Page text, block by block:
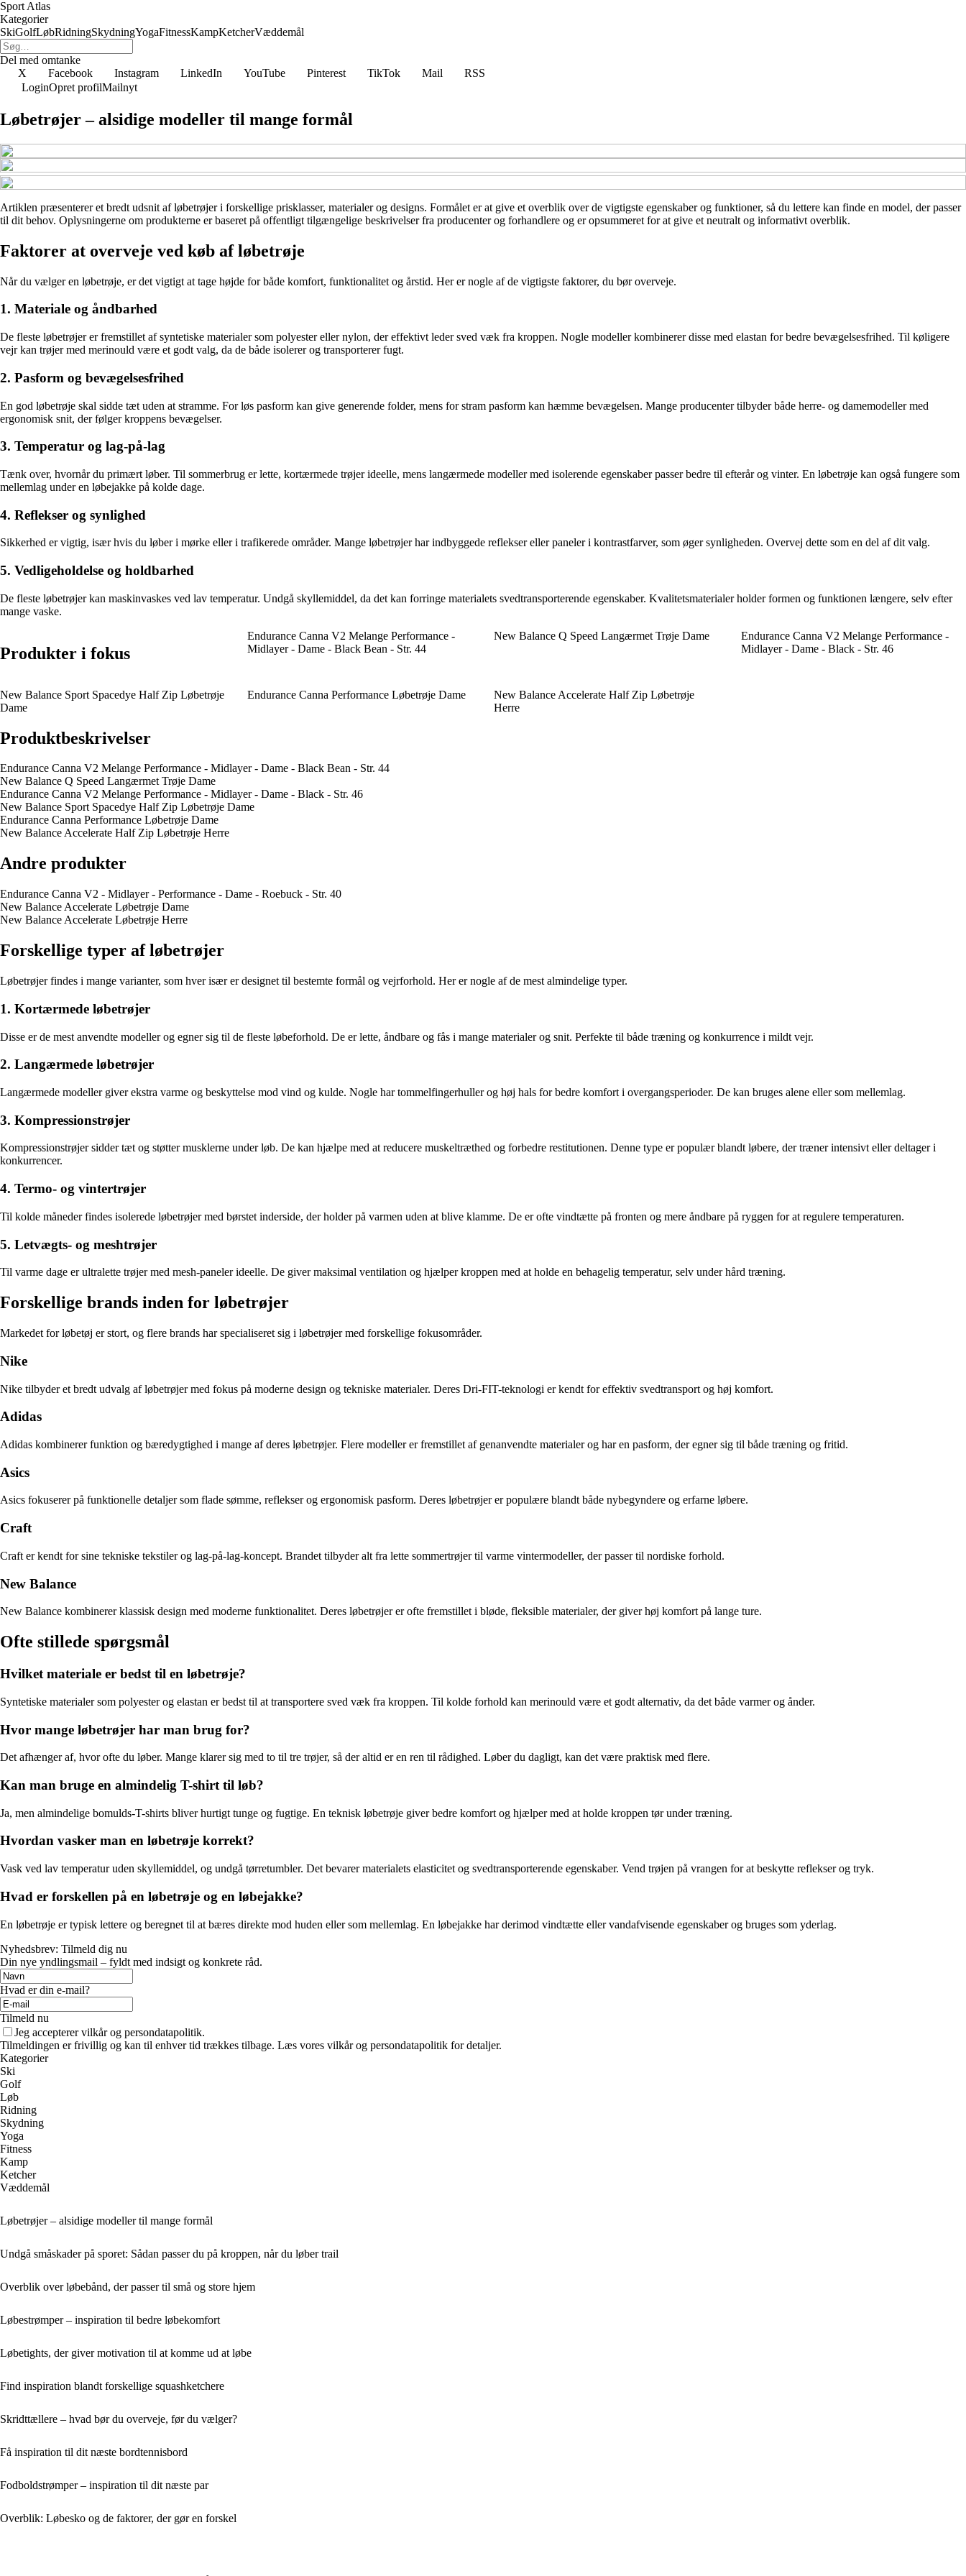
Sport Atlas
Kategorier
SkiGolfLøbRidningSkydningYogaFitnessKampKetcherVæddemål
Del med omtanke
X
Facebook Instagram LinkedIn YouTube Pinterest TikTok Mail
RSS
LoginOpret profilMailnyt
Løbetrøjer – alsidige modeller til mange formål
Artiklen præsenterer et bredt udsnit af løbetrøjer i forskellige prisklasser, materialer og designs. Formålet er at give et overblik over de vigtigste egenskaber og funktioner, så du lettere kan finde en model, der passer
til dit behov. Oplysningerne om produkterne er baseret på offentligt tilgængelige beskrivelser fra producenter og forhandlere og er opsummeret for at give et neutralt og informativt overblik.
Faktorer at overveje ved køb af løbetrøje
Når du vælger en løbetrøje, er det vigtigt at tage højde for både komfort, funktionalitet og årstid. Her er nogle af de vigtigste faktorer, du bør overveje.
1. Materiale og åndbarhed
De fleste løbetrøjer er fremstillet af syntetiske materialer som polyester eller nylon, der effektivt leder sved væk fra kroppen. Nogle modeller kombinerer disse med elastan for bedre bevægelsesfrihed. Til køligere
vejr kan trøjer med merinould være et godt valg, da de både isolerer og transporterer fugt.
2. Pasform og bevægelsesfrihed
En god løbetrøje skal sidde tæt uden at stramme. For løs pasform kan give generende folder, mens for stram pasform kan hæmme bevægelsen. Mange producenter tilbyder både herre- og damemodeller med
ergonomisk snit, der følger kroppens bevægelser.
3. Temperatur og lag-på-lag
Tænk over, hvornår du primært løber. Til sommerbrug er lette, kortærmede trøjer ideelle, mens langærmede modeller med isolerende egenskaber passer bedre til efterår og vinter. En løbetrøje kan også fungere som
mellemlag under en løbejakke på kolde dage.
4. Reflekser og synlighed
Sikkerhed er vigtig, især hvis du løber i mørke eller i trafikerede områder. Mange løbetrøjer har indbyggede reflekser eller paneler i kontrastfarver, som øger synligheden. Overvej dette som en del af dit valg.
5. Vedligeholdelse og holdbarhed
De fleste løbetrøjer kan maskinvaskes ved lav temperatur. Undgå skyllemiddel, da det kan forringe materialets svedtransporterende egenskaber. Kvalitetsmaterialer holder formen og funktionen længere, selv efter
mange vaske.
Produkter i fokus
Endurance Canna V2 Melange Performance -
Midlayer - Dame - Black Bean - Str. 44
New Balance Q Speed Langærmet Trøje Dame
Endurance Canna V2 Melange Performance -
Midlayer - Dame - Black - Str. 46
New Balance Sport Spacedye Half Zip Løbetrøje
Dame
Endurance Canna Performance Løbetrøje Dame
New Balance Accelerate Half Zip Løbetrøje
Herre
Produktbeskrivelser
Endurance Canna V2 Melange Performance - Midlayer - Dame - Black Bean - Str. 44
New Balance Q Speed Langærmet Trøje Dame
Endurance Canna V2 Melange Performance - Midlayer - Dame - Black - Str. 46
New Balance Sport Spacedye Half Zip Løbetrøje Dame
Endurance Canna Performance Løbetrøje Dame
New Balance Accelerate Half Zip Løbetrøje Herre
Andre produkter
Endurance Canna V2 - Midlayer - Performance - Dame - Roebuck - Str. 40
New Balance Accelerate Løbetrøje Dame
New Balance Accelerate Løbetrøje Herre
Forskellige typer af løbetrøjer
Løbetrøjer findes i mange varianter, som hver især er designet til bestemte formål og vejrforhold. Her er nogle af de mest almindelige typer.
1. Kortærmede løbetrøjer
Disse er de mest anvendte modeller og egner sig til de fleste løbeforhold. De er lette, åndbare og fås i mange materialer og snit. Perfekte til både træning og konkurrence i mildt vejr.
2. Langærmede løbetrøjer
Langærmede modeller giver ekstra varme og beskyttelse mod vind og kulde. Nogle har tommelfingerhuller og høj hals for bedre komfort i overgangsperioder. De kan bruges alene eller som mellemlag.
3. Kompressionstrøjer
Kompressionstrøjer sidder tæt og støtter musklerne under løb. De kan hjælpe med at reducere muskeltræthed og forbedre restitutionen. Denne type er populær blandt løbere, der træner intensivt eller deltager i
konkurrencer.
4. Termo- og vintertrøjer
Til kolde måneder findes isolerede løbetrøjer med børstet inderside, der holder på varmen uden at blive klamme. De er ofte vindtætte på fronten og mere åndbare på ryggen for at regulere temperaturen.
5. Letvægts- og meshtrøjer
Til varme dage er ultralette trøjer med mesh-paneler ideelle. De giver maksimal ventilation og hjælper kroppen med at holde en behagelig temperatur, selv under hård træning.
Forskellige brands inden for løbetrøjer
Markedet for løbetøj er stort, og flere brands har specialiseret sig i løbetrøjer med forskellige fokusområder.
Nike
Nike tilbyder et bredt udvalg af løbetrøjer med fokus på moderne design og tekniske materialer. Deres Dri-FIT-teknologi er kendt for effektiv svedtransport og høj komfort.
Adidas
Adidas kombinerer funktion og bæredygtighed i mange af deres løbetrøjer. Flere modeller er fremstillet af genanvendte materialer og har en pasform, der egner sig til både træning og fritid.
Asics
Asics fokuserer på funktionelle detaljer som flade sømme, reflekser og ergonomisk pasform. Deres løbetrøjer er populære blandt både nybegyndere og erfarne løbere.
Craft
Craft er kendt for sine tekniske tekstiler og lag-på-lag-koncept. Brandet tilbyder alt fra lette sommertrøjer til varme vintermodeller, der passer til nordiske forhold.
New Balance
New Balance kombinerer klassisk design med moderne funktionalitet. Deres løbetrøjer er ofte fremstillet i bløde, fleksible materialer, der giver høj komfort på lange ture.
Ofte stillede spørgsmål
Hvilket materiale er bedst til en løbetrøje?
Syntetiske materialer som polyester og elastan er bedst til at transportere sved væk fra kroppen. Til kolde forhold kan merinould være et godt alternativ, da det både varmer og ånder.
Hvor mange løbetrøjer har man brug for?
Det afhænger af, hvor ofte du løber. Mange klarer sig med to til tre trøjer, så der altid er en ren til rådighed. Løber du dagligt, kan det være praktisk med flere.
Kan man bruge en almindelig T-shirt til løb?
Ja, men almindelige bomulds-T-shirts bliver hurtigt tunge og fugtige. En teknisk løbetrøje giver bedre komfort og hjælper med at holde kroppen tør under træning.
Hvordan vasker man en løbetrøje korrekt?
Vask ved lav temperatur uden skyllemiddel, og undgå tørretumbler. Det bevarer materialets elasticitet og svedtransporterende egenskaber. Vend trøjen på vrangen for at beskytte reflekser og tryk.
Hvad er forskellen på en løbetrøje og en løbejakke?
En løbetrøje er typisk lettere og beregnet til at bæres direkte mod huden eller som mellemlag. En løbejakke har derimod vindtætte eller vandafvisende egenskaber og bruges som yderlag.
Nyhedsbrev: Tilmeld dig nu
Din nye yndlingsmail – fyldt med indsigt og konkrete råd.
Hvad er din e-mail?
Tilmeld nu
Jeg accepterer vilkår og persondatapolitik.
Tilmeldingen er frivillig og kan til enhver tid trækkes tilbage. Læs vores vilkår og persondatapolitik for detaljer.
Kategorier
Ski
Golf
Løb
Ridning
Skydning
Yoga
Fitness
Kamp
Ketcher
Væddemål
Løbetrøjer – alsidige modeller til mange formål
Undgå småskader på sporet: Sådan passer du på kroppen, når du løber trail
Overblik over løbebånd, der passer til små og store hjem
Løbestrømper – inspiration til bedre løbekomfort
Løbetights, der giver motivation til at komme ud at løbe
Find inspiration blandt forskellige squashketchere
Skridttællere – hvad bør du overveje, før du vælger?
Få inspiration til dit næste bordtennisbord
Fodboldstrømper – inspiration til dit næste par
Overblik: Løbesko og de faktorer, der gør en forskel